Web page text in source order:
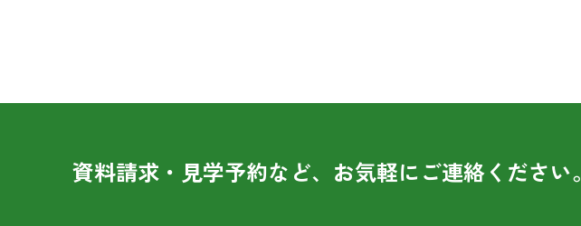
資料請求・見学予約など、お気軽に ご連絡ください。